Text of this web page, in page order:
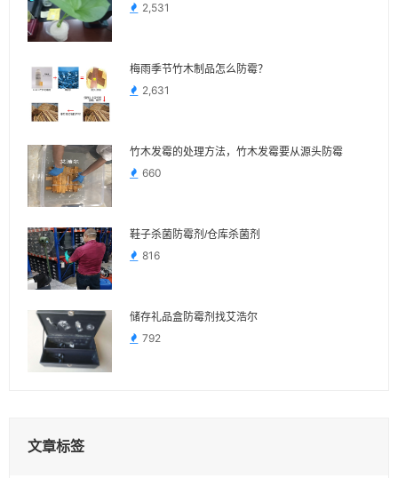
2,531
梅雨季节竹木制品怎么防霉？
2,631
竹木发霉的处理方法，竹木发霉要从源头防霉
660
鞋子杀菌防霉剂/仓库杀菌剂
816
储存礼品盒防霉剂找艾浩尔
792
文章标签